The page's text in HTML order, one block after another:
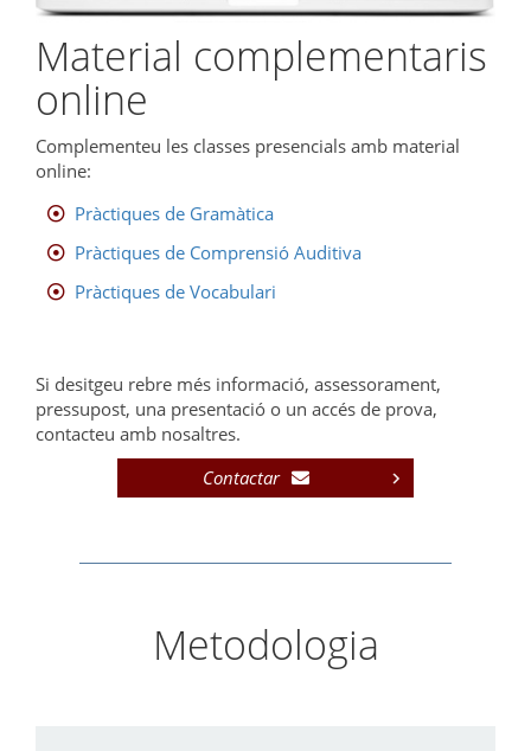
Material complementaris
online
Complementeu les classes presencials amb material
online:
Pràctiques de Gramàtica
Pràctiques de Comprensió Auditiva
Pràctiques de Vocabulari
Si desitgeu rebre més informació, assessorament,
pressupost, una presentació o un accés de prova,
contacteu amb nosaltres.
Contactar
Metodologia